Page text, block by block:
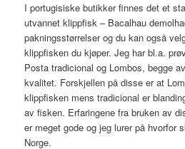
I portugisiske butikker finnes det et
utvannet klippfisk – Bacalhau
pakningsstørrelser og du kan også
klippfisken du kjøper. Jeg har bl.a.
Posta tradicional og Lombos, begge
kvalitet. Forskjellen på disse er at
klippfisken mens tradicional er
av fisken. Erfaringene fra bruken av
er meget gode og jeg lurer på hvorfor
Norge.